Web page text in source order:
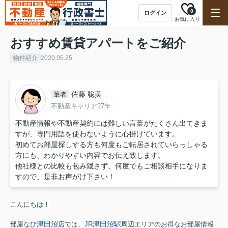
ログイン
お気に入り
0
おすすめ賃貸アパートをご紹介
物件紹介 2020.05.25
筆者 佐藤 聡美
不動産キャリア27年
不動産情報や不動産契約には難しい言葉がたくさん出てきま
すが、専門用語を使わないように心掛けています。
初めてお部屋探しする方も何度もご転居されていらっしゃる
方にも、わかりやすい内容でお伝え致します。
他社様との比較も包み隠さず、何度でもご相談相手になりま
すので、是非お声がけ下さい！
こんにちは！
部屋なび津田沼店では、JR津田沼駅周辺エリアのお得なお部屋情報